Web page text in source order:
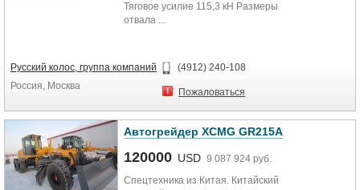
Тяговое усилие 115,3 кН Размеры
отвала ...
Русский колос, группа компаний
Россия, Москва
(4912) 240-108
Пожаловаться
Автогрейдер XCMG GR215A
120000 USD 9 087 924 руб.
Спецтехника из Китая. Китайский